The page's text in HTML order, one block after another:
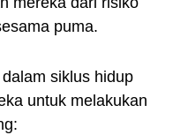
puma.
siklus hidup
untuk melakukan